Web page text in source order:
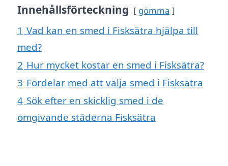
Innehållsförteckning gömma
1 Vad kan en smed i Fisksätra hjälpa till
med?
2 Hur mycket kostar en smed i Fisksätra?
3 Fördelar med att välja smed i Fisksätra
4 Sök efter en skicklig smed i de
omgivande städerna Fisksätra